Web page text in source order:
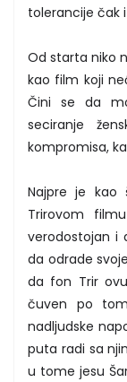
tolerancije čak
Od starta niko
kao film koji
Čini se da
seciranje
kompromisa,
Najpre je kao
Trirovom
verodostojan i
da odrade
da fon Trir
čuven po
nadljudske
puta radi sa
u tome jesu